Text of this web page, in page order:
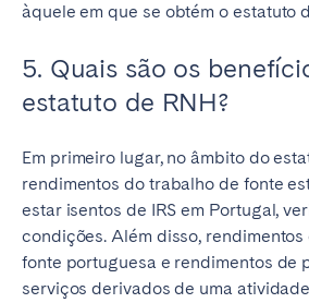
àquele em que se obtém o estatuto
5. Quais são os
estatuto de RNH?
Em primeiro lugar, no âmbito do
rendimentos do trabalho de fonte
estar isentos de IRS em Portugal,
condições. Além disso,
fonte portuguesa e rendimentos de
serviços derivados de uma